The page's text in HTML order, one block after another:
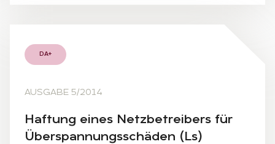
DA+
AUSGABE 5/2014
Haf­tung ei­nes Netz­be­trei­bers für
Über­span­nungs­schä­den (Ls)